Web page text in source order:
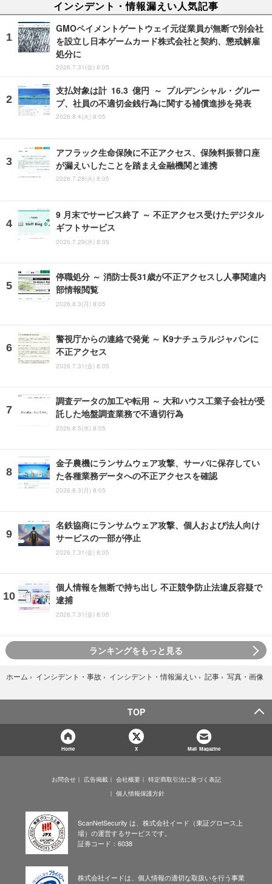
インシデント・情報漏えい人気記事
GMOペイメントゲートウェイ元従業員が無断で別会社
を設立し日本ゲームカード株式会社と契約、懲戒解雇
処分に
2026.7.31(金) 8:05
支払対象は計 16.3 億円 ～ プルデンシャル・グルー
プ、社員の不適切金銭行為に関する補償進捗を発表
2026.8.4(火) 8:05
アフラック生命保険に不正アクセス、保険料振替口座
が漏えいしたことを踏まえ金融機関と連携
2026.7.28(火) 8:05
9 月末でサービス終了 ～ 不正アクセス受けたデジタル
ギフトサービス
2026.7.29(水) 8:05
停職処分 ～ 消防士長31歳が不正アクセスし人事関連内
部情報閲覧
2026.8.3(月) 8:05
警視庁からの連絡で発覚 ～ K9ナチュラルジャパンに
不正アクセス
2026.7.31(金) 8:05
調査データの加工や転用 ～ 大和ハウス工業子会社が受
託した地盤調査業務で不適切行為
2026.8.5(水) 8:05
金子農機にランサムウェア攻撃、サーバに保存してい
た各種業務データへの不正アクセスを確認
2026.8.3(月) 8:05
名鉄協商にランサムウェア攻撃、個人および法人向け
サービスの一部が停止
2026.7.31(金) 8:05
個人情報を無断で持ち出し 不正競争防止法違反容疑で
逮捕
2026.7.31(金) 8:05
ランキングをもっと見る
ホーム › インシデント・事故 › インシデント・情報漏えい › 記事 › 写真・画像
TOP
Home X Mail Magazine
お問合せ 広告掲載 会社概要
特定商取引法に基づく表記
個人情報保護方針
ScanNetSecurity は、株式会社イード（東証グロース上
場）の運営するサービスです。
証券コード：6038
株式会社イードは、個人情報の適切な取扱いを行う事業